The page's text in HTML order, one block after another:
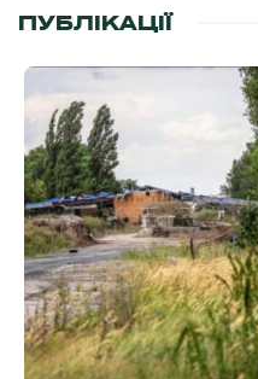
ПУБЛІКАЦІЇ